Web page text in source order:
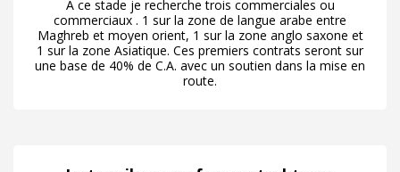
A ce stade je recherche trois commerciales ou
commerciaux . 1 sur la zone de langue arabe entre
Maghreb et moyen orient, 1 sur la zone anglo saxone et
1 sur la zone Asiatique. Ces premiers contrats seront sur
une base de 40% de C.A. avec un soutien dans la mise en
route.